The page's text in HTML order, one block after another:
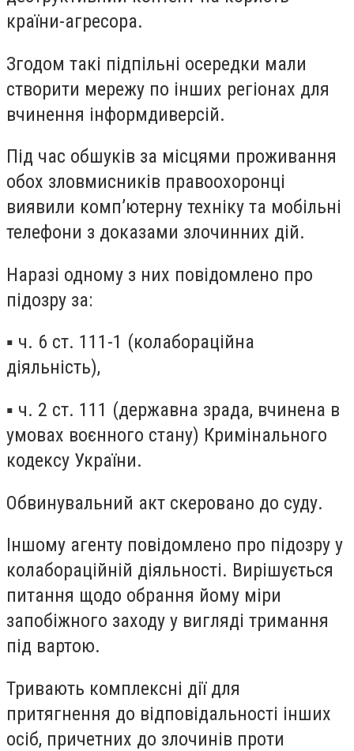
країни-агресора.
Згодом такі підпільні осередки мали
створити мережу по інших регіонах для
вчинення інформдиверсій.
Під час обшуків за місцями проживання
обох зловмисників правоохоронці
виявили комп’ютерну техніку та мобільні
телефони з доказами злочинних дій.
Наразі одному з них повідомлено про
підозру за:
▪️ ч. 6 ст. 111-1 (колабораційна
діяльність),
▪️ ч. 2 ст. 111 (державна зрада, вчинена в
умовах воєнного стану) Кримінального
кодексу України.
Обвинувальний акт скеровано до суду.
Іншому агенту повідомлено про підозру у
колабораційній діяльності. Вирішується
питання щодо обрання йому міри
запобіжного заходу у вигляді тримання
під вартою.
Тривають комплексні дії для
притягнення до відповідальності інших
осіб, причетних до злочинів проти